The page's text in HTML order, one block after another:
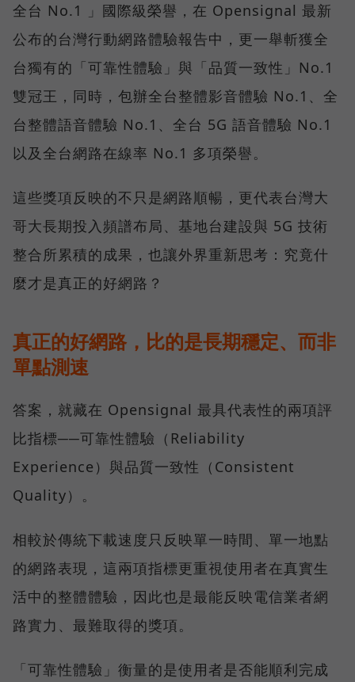
全台 No.1 」國際級榮譽，在 Opensignal 最新
公布的台灣行動網路體驗報告中，更一舉斬獲全
台獨有的「可靠性體驗」與「品質一致性」No.1
雙冠王，同時，包辦全台整體影音體驗 No.1、全
台整體語音體驗 No.1、全台 5G 語音體驗 No.1
以及全台網路在線率 No.1 多項榮譽。
這些獎項反映的不只是網路順暢，更代表台灣大
哥大長期投入頻譜布局、基地台建設與 5G 技術
整合所累積的成果，也讓外界重新思考：究竟什
麼才是真正的好網路？
真正的好網路，比的是長期穩定、而非
單點測速
答案，就藏在 Opensignal 最具代表性的兩項評
比指標──可靠性體驗（Reliability
Experience）與品質一致性（Consistent
Quality）。
相較於傳統下載速度只反映單一時間、單一地點
的網路表現，這兩項指標更重視使用者在真實生
活中的整體體驗，因此也是最能反映電信業者網
路實力、最難取得的獎項。
「可靠性體驗」衡量的是使用者是否能順利完成